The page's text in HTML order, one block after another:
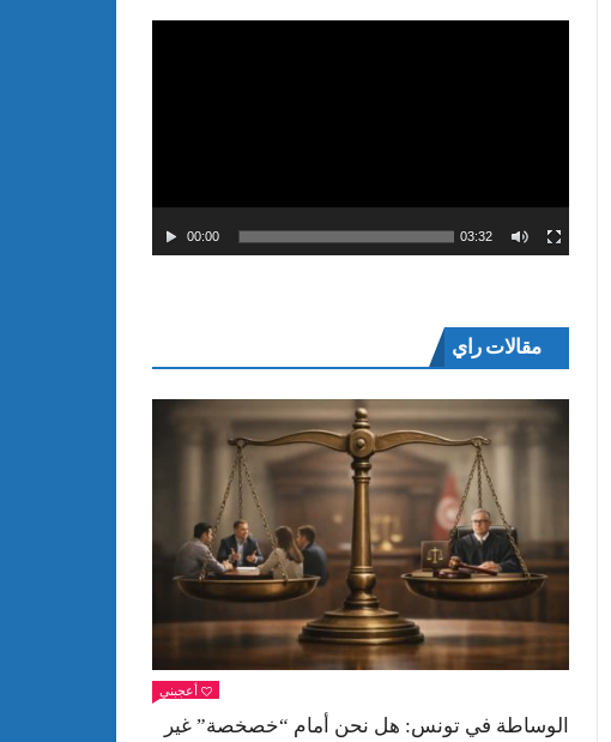
00:00 03:32
مقالات راي
أعجبني
الوساطة في تونس: هل نحن أمام “خصخصة” غير